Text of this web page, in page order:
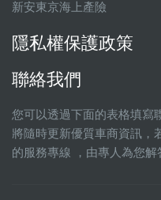
新安東京海上產險
隱私權保護政策
聯絡我們
您可以透過下面的表格填寫
將隨時更新優質車商資訊，
的服務專線 ，由專人為您解